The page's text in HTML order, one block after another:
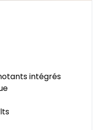
intégrés